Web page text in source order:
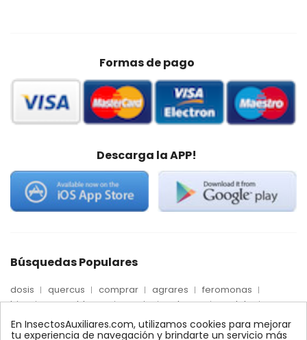
Formas de pago
Descarga la APP!
Búsquedas Populares
dosis quercus comprar agrares
feromonas
trips
mosca blanca precio palmera
quelato
Econex
control amblyseius araña roja
max
nido encinas alcornoques conector
En InsectosAuxiliares.com, utilizamos cookies para mejorar
tu experiencia de navegación y brindarte un servicio más